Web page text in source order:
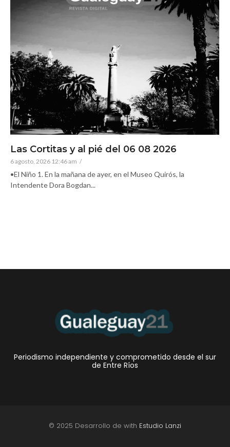
Las Cortitas y al pié del 06 08 2026
6 agosto, 2026 12:46 am /
•El Niño 1. En la mañana de ayer, en el Museo Quirós, la
Intendente Dora Bogdan...
Periodismo independiente y comprometido desde el sur
de Entre Ríos
© 2025 Desarrollo de with Estudio Lanzi